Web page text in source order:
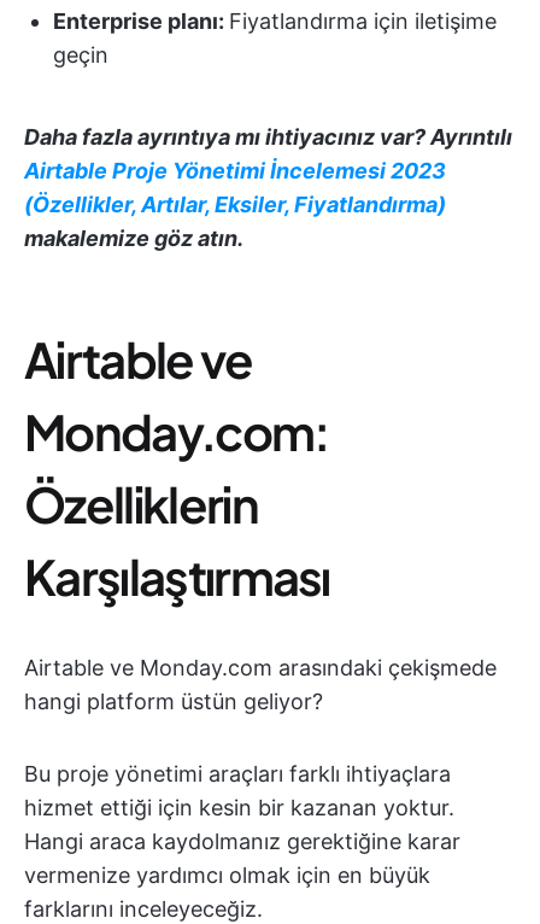
Enterprise planı: Fiyatlandırma için iletişime
geçin
Daha fazla ayrıntıya mı ihtiyacınız var? Ayrıntılı
Airtable Proje Yönetimi İncelemesi 2023
(Özellikler, Artılar, Eksiler, Fiyatlandırma)
makalemize göz atın.
Airtable ve
Monday.com:
Özelliklerin
Karşılaştırması
Airtable ve Monday.com arasındaki çekişmede
hangi platform üstün geliyor?
Bu proje yönetimi araçları farklı ihtiyaçlara
hizmet ettiği için kesin bir kazanan yoktur.
Hangi araca kaydolmanız gerektiğine karar
vermenize yardımcı olmak için en büyük
farklarını inceleyeceğiz.